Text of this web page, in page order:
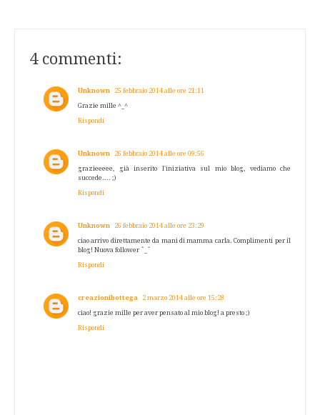
4 commenti:
Unknown 25 febbraio 2014 alle ore 21:11
Grazie mille ^_^
Rispondi
Unknown 26 febbraio 2014 alle ore 09:56
grazieeeee, già inserito l'iniziativa sul mio blog, vediamo che
succede.... ;)
Rispondi
Unknown 26 febbraio 2014 alle ore 23:29
ciao arrivo direttamente da mani di mamma carla. Complimenti per il
blog! Nuova follower ˆ_ˆ
Rispondi
creazionibottega 2 marzo 2014 alle ore 15:28
ciao! grazie mille per aver pensato al mio blog! a presto ;)
Rispondi